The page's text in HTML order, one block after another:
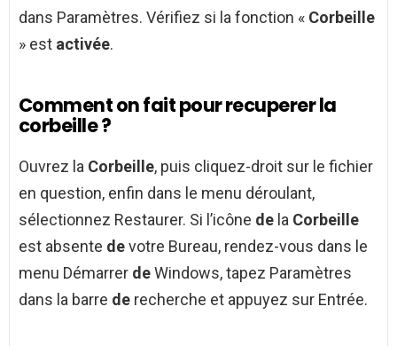
dans Paramètres. Vérifiez si la fonction « Corbeille
» est activée.
Comment on fait pour recuperer la
corbeille ?
Ouvrez la Corbeille, puis cliquez-droit sur le fichier
en question, enfin dans le menu déroulant,
sélectionnez Restaurer. Si l’icône de la Corbeille
est absente devotre Bureau, rendez-vous dans le
menu Démarrer deWindows, tapez Paramètres
dans la barre de recherche et appuyez sur Entrée.